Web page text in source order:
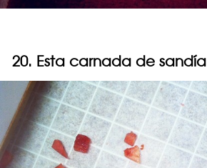
20. Esta carnada de sandía